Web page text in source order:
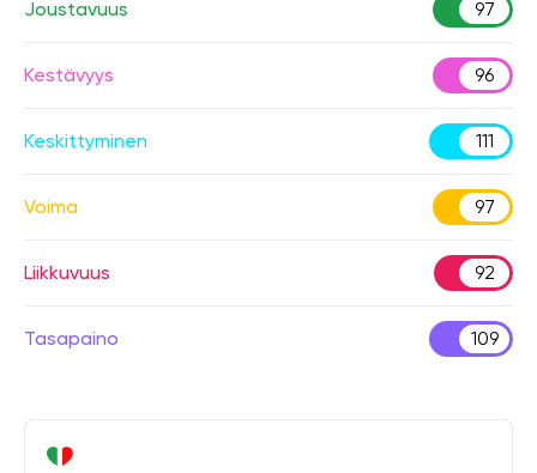
Joustavuus 97
Kestävyys 96
Keskittyminen 111
Voima 97
Liikkuvuus 92
Tasapaino 109